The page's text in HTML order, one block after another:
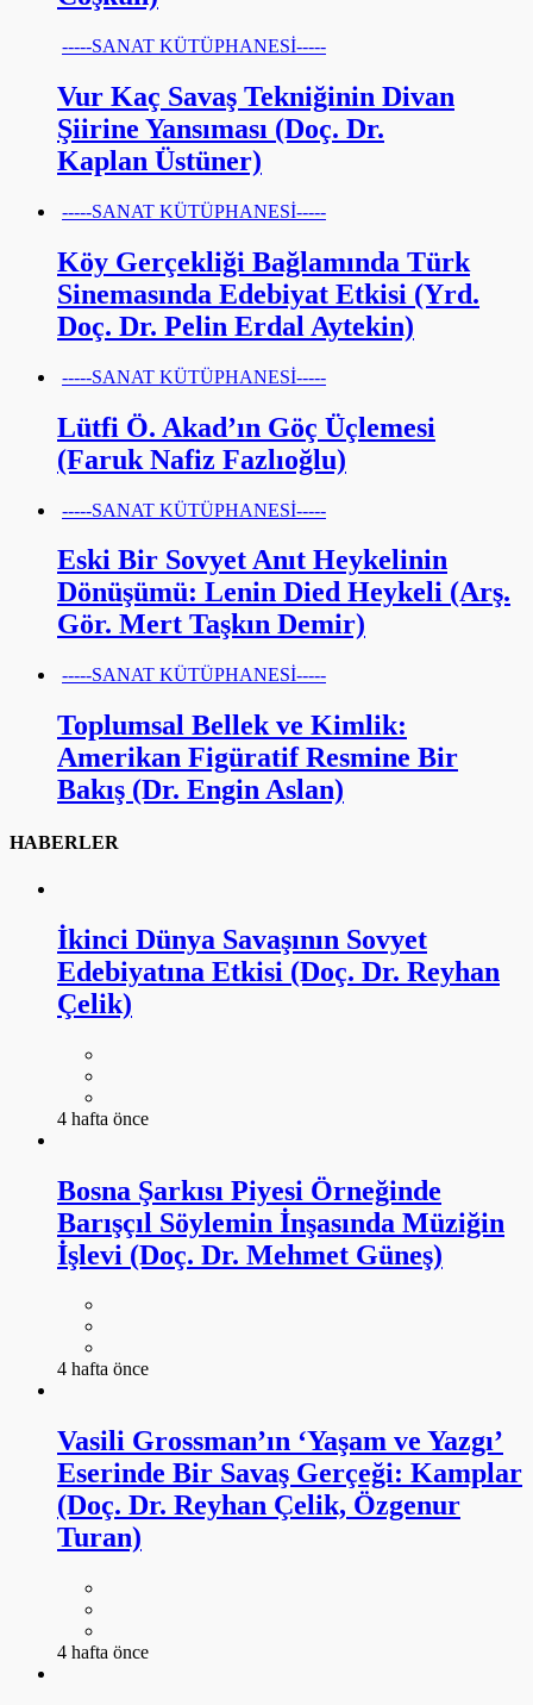
-----SANAT KÜTÜPHANESİ-----
Vur Kaç Savaş Tekniğinin Divan
Şiirine Yansıması (Doç. Dr.
Kaplan Üstüner)
-----SANAT KÜTÜPHANESİ-----
Köy Gerçekliği Bağlamında Türk
Sinemasında Edebiyat Etkisi (Yrd.
Doç. Dr. Pelin Erdal Aytekin)
-----SANAT KÜTÜPHANESİ-----
Lütfi Ö. Akad’ın Göç Üçlemesi
(Faruk Nafiz Fazlıoğlu)
-----SANAT KÜTÜPHANESİ-----
Eski Bir Sovyet Anıt Heykelinin
Dönüşümü: Lenin Died Heykeli (Arş.
Gör. Mert Taşkın Demir)
-----SANAT KÜTÜPHANESİ-----
Toplumsal Bellek ve Kimlik:
Amerikan Figüratif Resmine Bir
Bakış (Dr. Engin Aslan)
HABERLER
İkinci Dünya Savaşının Sovyet
Edebiyatına Etkisi (Doç. Dr. Reyhan
Çelik)
4 hafta önce
Bosna Şarkısı Piyesi Örneğinde
Barışçıl Söylemin İnşasında Müziğin
İşlevi (Doç. Dr. Mehmet Güneş)
4 hafta önce
Vasili Grossman’ın ‘Yaşam ve Yazgı’
Eserinde Bir Savaş Gerçeği: Kamplar
(Doç. Dr. Reyhan Çelik, Özgenur
Turan)
4 hafta önce